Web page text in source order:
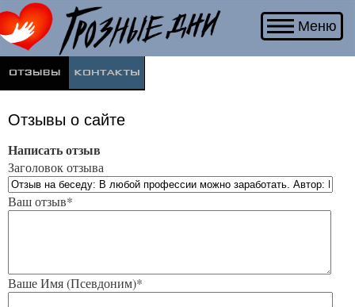
Меню
Отзывы о сайте
Написать отзыв
Заголовок отзыва
Ваш отзыв*
Ваше Имя (Псевдоним)*